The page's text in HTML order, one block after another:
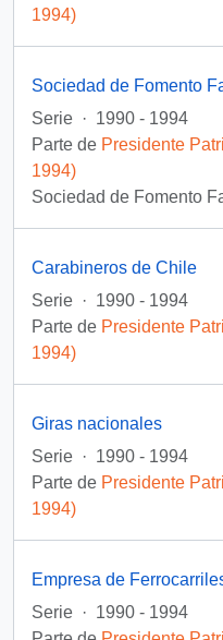
1994)
Sociedad de Fomento
Serie · 1990 - 1994
Parte de Presidente
1994)
Sociedad de Fomento
Carabineros de Chile
Serie · 1990 - 1994
Parte de Presidente
1994)
Giras nacionales
Serie · 1990 - 1994
Parte de Presidente
1994)
Empresa de
Serie · 1990 - 1994